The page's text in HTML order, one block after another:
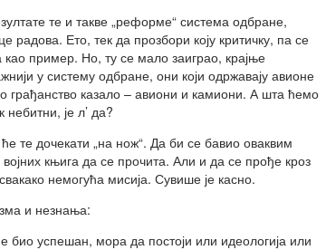
те и такве „реформе“ система одбране,
радова. Ето, тек да прозбори коју критичку, па се
пример. Но, ту се мало заиграо, крајње
у систему одбране, они који одржавају авионе
казало – авиони и камиони. А шта ћемо
је л’ да?
те дочекати „на нож“. Да би се бавио оваквим
књига да се прочита. Али и да се прође кроз
немогућа мисија. Сувише је касно.
и незнања:
био успешан, мора да постоји или идеологија или